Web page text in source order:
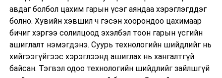
авдаг болбол цахим гарын үсэг аяндаа хэрэглэгддэг
болно. Хувийн хэвшил ч гэсэн хоорондоо цахимаар
бичиг хэргээ солилцоод эхэлбэл тоон гарын үсгийн
ашиглалт нэмэгдэнэ. Суурь технологийн шийдлийг нь
хийгээгүйгээс хэрэглээнд ашиглах нь хангалтгүй
байсан. Тэгвэл одоо технологийн шийдлийг зайлшгүй